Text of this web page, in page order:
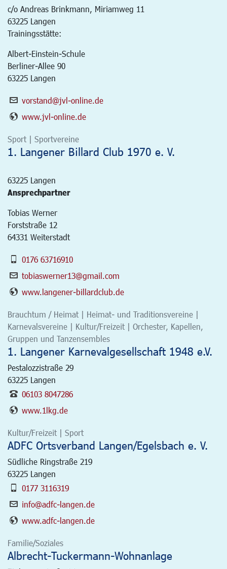
c/o Andreas Brinkmann, Miriamweg 11
63225 Langen
Trainingsstätte:
Albert-Einstein-Schule
Berliner-Allee 90
63225 Langen
vorstand@jvl-online.de
www.jvl-online.de
Sport | Sportvereine
1. Langener Billard Club 1970 e. V.
63225 Langen
Ansprechpartner
Tobias Werner
Forststraße 12
64331 Weiterstadt
0176 63716910
tobiaswerner13@gmail.com
www.langener-billardclub.de
Brauchtum / Heimat | Heimat- und Traditionsvereine |
Karnevalsvereine | Kultur/Freizeit | Orchester, Kapellen,
Gruppen und Tanzensembles
1. Langener Karnevalgesellschaft 1948 e.V.
Pestalozzistraße 29
63225 Langen
06103 8047286
www.1lkg.de
Kultur/Freizeit | Sport
ADFC Ortsverband Langen/Egelsbach e. V.
Südliche Ringstraße 219
63225 Langen
0177 3116319
info@adfc-langen.de
www.adfc-langen.de
Familie/Soziales
Albrecht-Tuckermann-Wohnanlage